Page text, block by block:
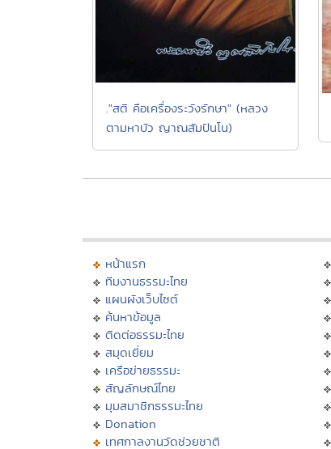
."สติ คือเครื่องระวังรักษา" (หลวง
ตามหาบัว ญาณสัมปันโน)
หน้าแรก
ทีมงานธรรมะไทย
แผนผังเว็บไซต์
ค้นหาข้อมูล
ติดต่อธรรมะไทย
สมุดเยี่ยม
เครือข่ายธรรมะ
สัญลักษณ์ไทย
มุมสมาชิกธรรมะไทย
Donation
เทศกาลงานวัดช่วยชาติ